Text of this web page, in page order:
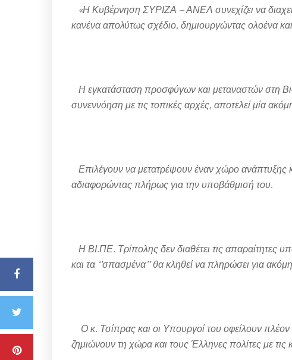
«Η Κυβέρνηση ΣΥΡΙΖΑ – ΑΝΕΛ συνεχίζει να
κανένα απολύτως σχέδιο, δημιουργώντας ολοένα
Η εγκατάσταση προσφύγων και μεταναστών στη
συνεννόηση με τις τοπικές αρχές, αποτελεί μία
Επιλέγουν να μετατρέψουν έναν χώρο ανάπτυξης
αδιαφορώντας πλήρως για την υποβάθμισή του.
Η ΒΙ.ΠΕ. Τρίπολης δεν διαθέτει τις απαραίτητες
και τα ‘’σπασμένα’’ θα κληθεί να πληρώσει για
Ο κ. Τσίπρας και οι Υπουργοί του οφείλουν
ζημιώνουν τη χώρα και τους Έλληνες πολίτες με τις